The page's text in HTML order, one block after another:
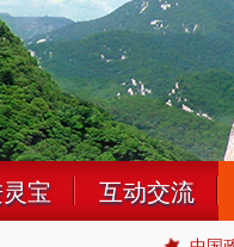
宝 互动交流